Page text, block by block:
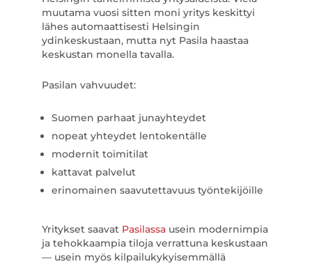
muutama vuosi sitten moni yritys keskittyi
lähes automaattisesti Helsingin
ydinkeskustaan, mutta nyt Pasila haastaa
keskustan monella tavalla.
Pasilan vahvuudet:
Suomen parhaat junayhteydet
nopeat yhteydet lentokentälle
modernit toimitilat
kattavat palvelut
erinomainen saavutettavuus työntekijöille
Yritykset saavat Pasilassausein modernimpia
ja tehokkaampia tiloja verrattuna keskustaan
— usein myös kilpailukykyisemmällä